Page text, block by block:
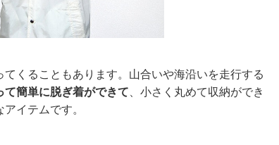
くることもあります。山合いや海沿いを走行する
て簡単に脱ぎ着ができて、小さく丸めて収納ができ
イテムです。